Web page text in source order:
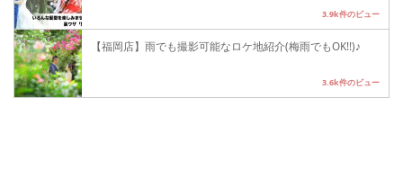
3.9k件のビュー
【福岡店】雨でも撮影可能なロケ地紹介(梅雨でもOK!!)♪
3.6k件のビュー